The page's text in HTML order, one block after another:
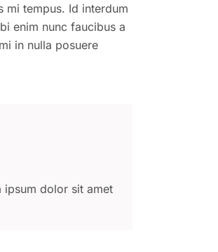
mi tempus. Id interdum
enim nunc faucibus a
in nulla posuere
ipsum dolor sit amet